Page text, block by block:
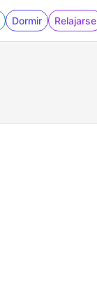
Dormir Relajarse